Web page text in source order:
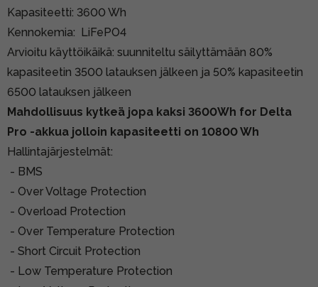
Kapasiteetti: 3600 Wh
Kennokemia: LiFePO4
Arvioitu käyttöikäikä: suunniteltu säilyttämään 80%
kapasiteetin 3500 latauksen jälkeen ja 50% kapasiteetin
6500 latauksen jälkeen
Mahdollisuus kytkeä jopa kaksi 3600Wh for Delta
Pro -akkua jolloin kapasiteetti on 10800 Wh
Hallintajärjestelmät:
- BMS
- Over Voltage Protection
- Overload Protection
- Over Temperature Protection
- Short Circuit Protection
- Low Temperature Protection